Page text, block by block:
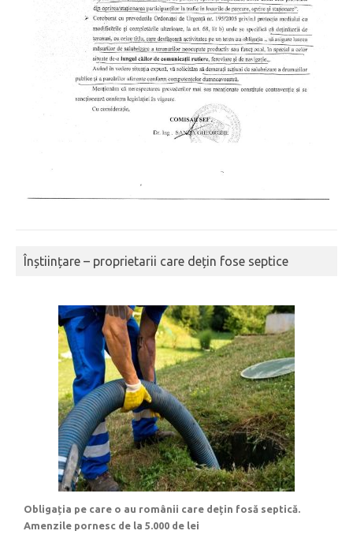
Înștiințare – proprietarii care dețin fose septice
Obligația pe care o au românii care dețin fosă septică.
Amenzile pornesc de la 5.000 de lei